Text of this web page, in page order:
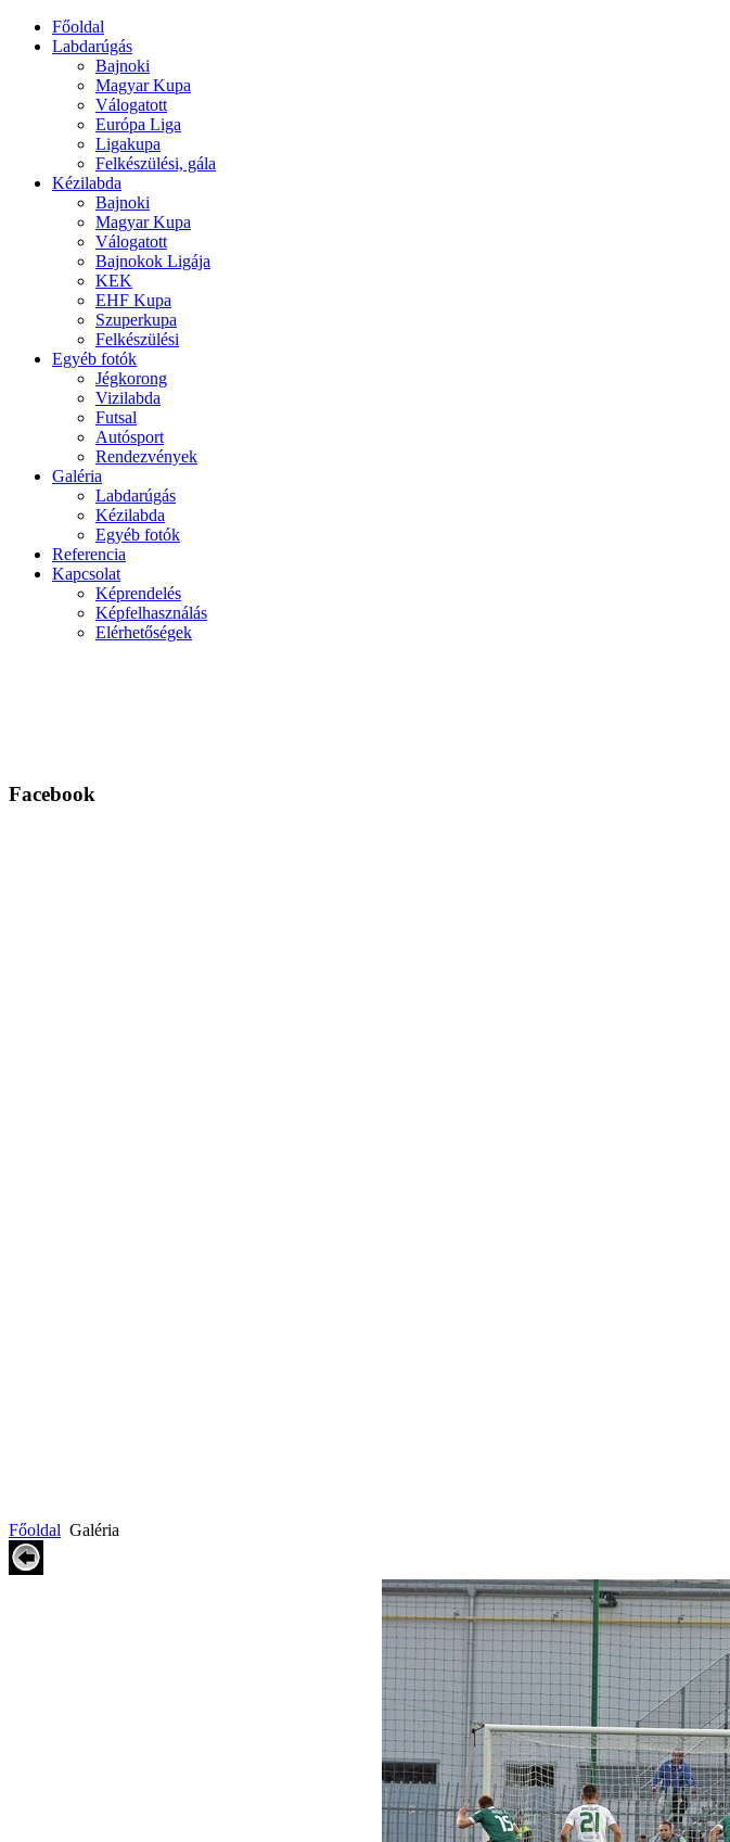
Főoldal
Labdarúgás
Bajnoki
Magyar Kupa
Válogatott
Európa Liga
Ligakupa
Felkészülési, gála
Kézilabda
Bajnoki
Magyar Kupa
Válogatott
Bajnokok Ligája
KEK
EHF Kupa
Szuperkupa
Felkészülési
Egyéb fotók
Jégkorong
Vizilabda
Futsal
Autósport
Rendezvények
Galéria
Labdarúgás
Kézilabda
Egyéb fotók
Referencia
Kapcsolat
Képrendelés
Képfelhasználás
Elérhetőségek
Facebook
Főoldal Galéria